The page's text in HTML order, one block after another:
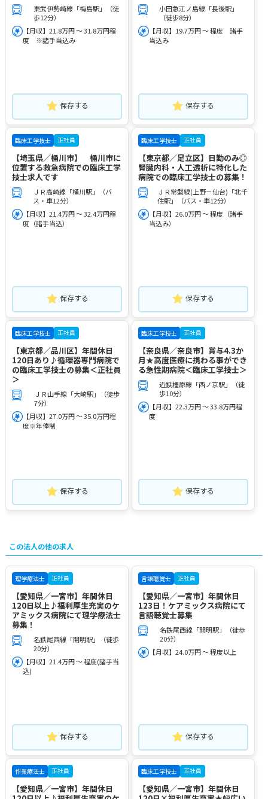
東武伊勢崎線「梅島駅」（徒
歩12分）
【月収】21.8万円 ～ 31.8万円程
度 ※諸手当込み
保存する
小田急江ノ島線「長後駅」
（徒歩8分）
【月収】19.7万円 ～ 程度 諸手
当込み
保存する
臨床工学技士 正社員
【埼玉県／桶川市】 桶川市に
位置する救急病院での臨床工学
技士求人です
ＪＲ高崎線「桶川駅」（バ
ス・車12分）
【月収】21.4万円 ～ 32.4万円程
度（諸手当込）
保存する
臨床工学技士 正社員
【東京都／足立区】日勤のみ◎
腎臓内科・人工透析に特化した
病院での臨床工学技士の募集！
ＪＲ常磐線(上野－仙台)「北千
住駅」（バス・車12分）
【月収】26.0万円 ～ 程度（諸手
当込み）
保存する
臨床工学技士 正社員
【東京都／品川区】年間休日
120日あり♪循環器専門病院で
の臨床工学技士の募集＜正社員
＞
ＪＲ山手線「大崎駅」（徒歩
7分）
【月収】27.0万円 ～ 35.0万円程
度※年俸制
保存する
臨床工学技士 正社員
【奈良県／奈良市】賞与4.3か
月★高度医療に携わる事ができ
る急性期病院＜臨床工学技士＞
近鉄橿原線「西ノ京駅」（徒
歩10分）
【月収】22.3万円 ～ 33.8万円程
度
保存する
この法人の他の求人
理学療法士 正社員
【愛知県／一宮市】年間休日
120日以上♪福利厚生充実のケ
アミックス病院にて理学療法士
募集！
名鉄尾西線「開明駅」（徒歩
20分）
【月収】21.4万円 ～ 程度(諸手当
込)
保存する
言語聴覚士 正社員
【愛知県／一宮市】年間休日
123日！ケアミックス病院にて
言語聴覚士募集
名鉄尾西線「開明駅」（徒歩
20分）
【月収】24.0万円 ～ 程度以上
保存する
作業療法士 正社員
【愛知県／一宮市】年間休日
臨床工学技士 正社員
【愛知県／一宮市】年間休日